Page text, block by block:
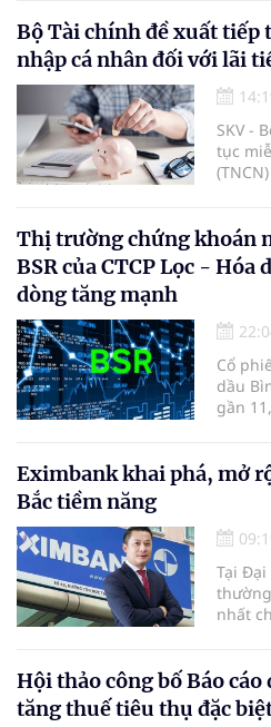
Bộ Tài chính đề xuất tiếp
nhập cá nhân đối với lãi
SKV -
tục
trợ
Thị trường chứng khoán
BSR của CTCP Lọc - Hóa
dòng tăng mạnh
Cổ
dầu
gần
Eximbank khai phá, mở
Bắc tiềm năng
Tại
nhất
Nội.
Hội thảo công bố Báo
tăng thuế tiêu thụ đặc